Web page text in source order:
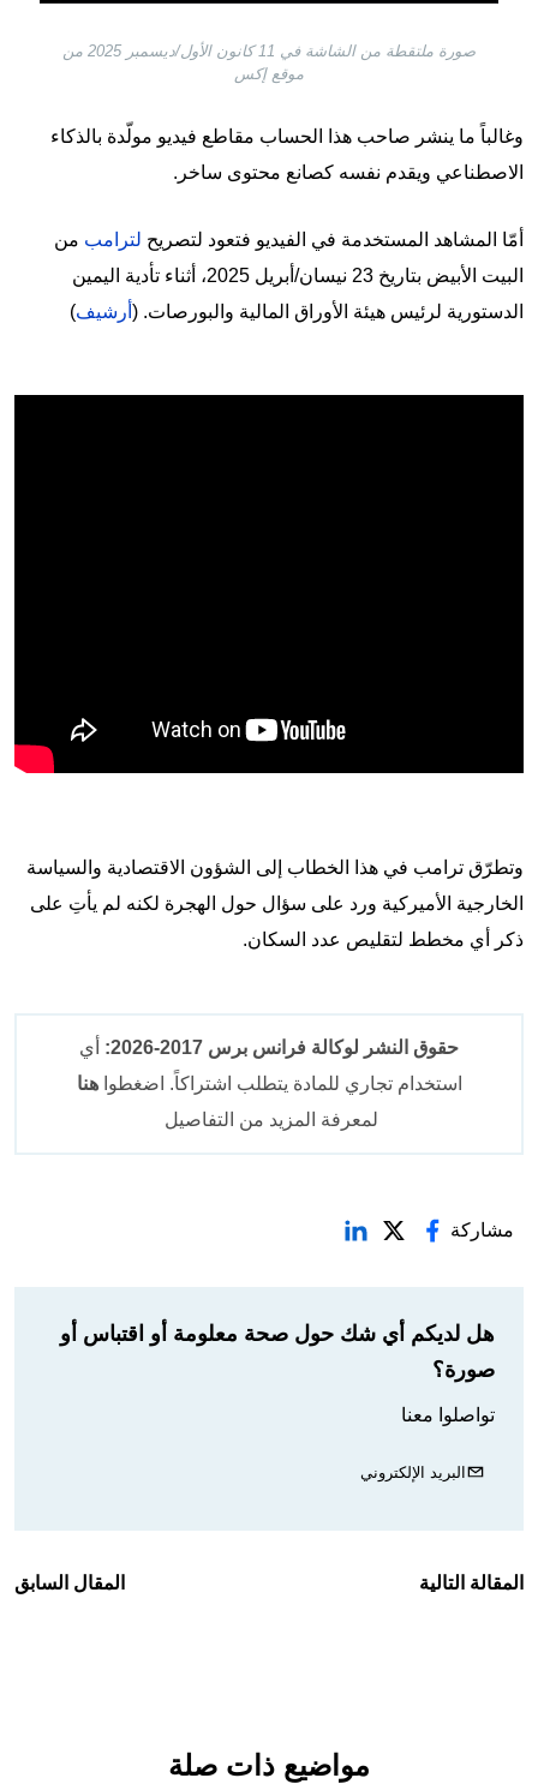
صورة ملتقطة من الشاشة في 11 كانون الأول/ديسمبر 2025 من
موقع إكس
وغالباً ما ينشر صاحب هذا الحساب مقاطع فيديو مولّدة بالذكاء
الاصطناعي ويقدم نفسه كصانع محتوى ساخر.
أمّا المشاهد المستخدمة في الفيديو فتعود لتصريح لترامب من
البيت الأبيض بتاريخ 23 نيسان/أبريل 2025، أثناء تأدية اليمين
الدستورية لرئيس هيئة الأوراق المالية والبورصات. ( أرشيف)
وتطرّق ترامب في هذا الخطاب إلى الشؤون الاقتصادية والسياسة
الخارجية الأميركية ورد على سؤال حول الهجرة لكنه لم يأتِ على
ذكر أي مخطط لتقليص عدد السكان.
حقوق النشر لوكالة فرانس برس 2017-2026:
أي
استخدام تجاري للمادة يتطلب اشتراكاً. اضغطواهنا
لمعرفة المزيد من التفاصيل
مشاركة
هل لديكم أي شك حول صحة معلومة أو اقتباس أو
صورة؟
تواصلوا معنا
البريد الإلكتروني
المقالة التالية المقال السابق
مواضيع ذات صلة